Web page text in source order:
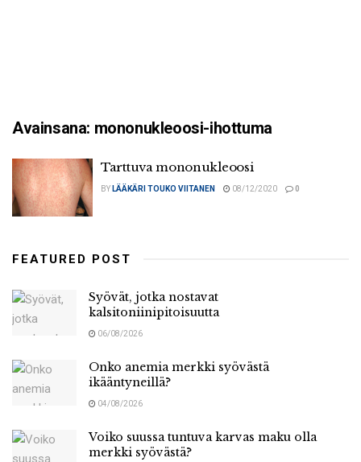
Avainsana: mononukleoosi-ihottuma
Tarttuva mononukleoosi
BY LÄÄKÄRI TOUKO VIITANEN 08/12/2020 0
FEATURED POST
Syövät, jotka nostavat
kalsitoniinipitoisuutta
06/08/2026
Onko anemia merkki syövästä
ikääntyneillä?
04/08/2026
Voiko suussa tuntuva karvas maku olla
merkki syövästä?